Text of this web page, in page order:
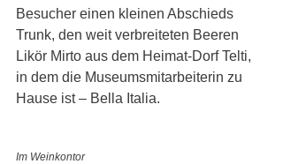
Besucher einen kleinen Abschieds
Trunk, den weit verbreiteten Beeren
Likör Mirto aus dem Heimat-Dorf Telti,
in dem die Museumsmitarbeiterin zu
Hause ist – Bella Italia.
Im Weinkontor